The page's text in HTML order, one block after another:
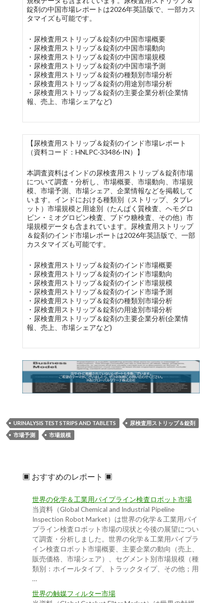
錠剤の中国市場レポートは2026年英語版で、一部カス
タマイズも可能です。
・尿検査用ストリップ＆錠剤の中国市場概要
・尿検査用ストリップ＆錠剤の中国市場動向
・尿検査用ストリップ＆錠剤の中国市場規模
・尿検査用ストリップ＆錠剤の中国市場予測
・尿検査用ストリップ＆錠剤の種類別市場分析
・尿検査用ストリップ＆錠剤の用途別市場分析
・尿検査用ストリップ＆錠剤の主要企業分析(企業情
報、売上、市場シェアなど)
【尿検査用ストリップ＆錠剤のインド市場レポート
（資料コード：HNLPC-33486-IN）】
本調査資料はインドの尿検査用ストリップ＆錠剤市場
について調査・分析し、市場概要、市場動向、市場規
模、市場予測、市場シェア、企業情報などを掲載して
います。インドにおける種類別（ストリップ、タブレ
ット）市場規模と用途別（たんぱく質検査、ヘモグロ
ビン・ミオグロビン検査、ブドウ糖検査、その他）市
場規模データも含まれています。尿検査用ストリップ
＆錠剤のインド市場レポートは2026年英語版で、一部
カスタマイズも可能です。
・尿検査用ストリップ＆錠剤のインド市場概要
・尿検査用ストリップ＆錠剤のインド市場動向
・尿検査用ストリップ＆錠剤のインド市場規模
・尿検査用ストリップ＆錠剤のインド市場予測
・尿検査用ストリップ＆錠剤の種類別市場分析
・尿検査用ストリップ＆錠剤の用途別市場分析
・尿検査用ストリップ＆錠剤の主要企業分析(企業情
報、売上、市場シェアなど)
URINALYSIS TEST STRIPS AND TABLETS
尿検査用ストリップ＆錠剤
市場予測
市場規模
▣ おすすめのレポート ▣
世界の化学＆工業用パイプライン検査ロボット市場
当資料（Global Chemical and Industrial Pipeline
Inspection Robot Market）は世界の化学＆工業用パイ
プライン検査ロボット市場の現状と今後の展望につい
て調査・分析しました。世界の化学＆工業用パイプラ
イン検査ロボット市場概要、主要企業の動向（売上、
販売価格、市場シェア）、セグメント別市場規模（種
類別：ホイールタイプ、トラックタイプ、その他；用
…
世界の触媒フィルター市場